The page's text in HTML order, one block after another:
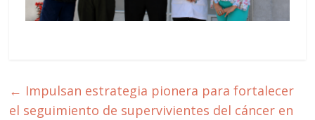
← Impulsan estrategia pionera para fortalecer
el seguimiento de supervivientes del cáncer en